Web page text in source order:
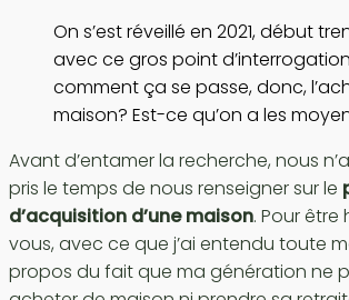
On s’est réveillé en 2021, début
avec ce gros point
comment ça se passe, donc,
maison? Est-ce qu’on a les
Avant d’entamer la recherche, nous
pris le temps de nous renseigner sur le
d’acquisition d’une maison. Pour
vous, avec ce que j’ai entendu toute
propos du fait que ma génération ne